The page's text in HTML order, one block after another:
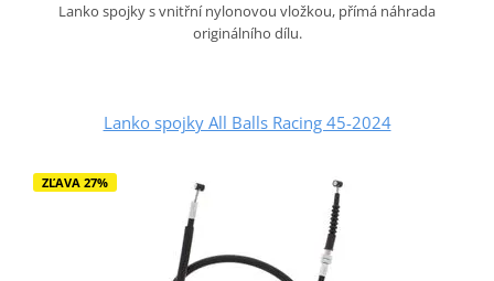
Lanko spojky s vnitřní nylonovou vložkou, přímá náhrada
originálního dílu.
Lanko spojky All Balls Racing 45-2024
ZĽAVA 27%